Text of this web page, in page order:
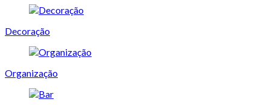
Decoração
Organização